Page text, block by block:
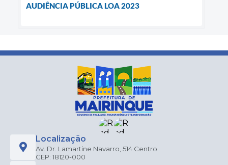
AUDIÊNCIA PÚBLICA LOA 2023
Localização
Av. Dr. Lamartine Navarro, 514 Centro
CEP: 18120-000